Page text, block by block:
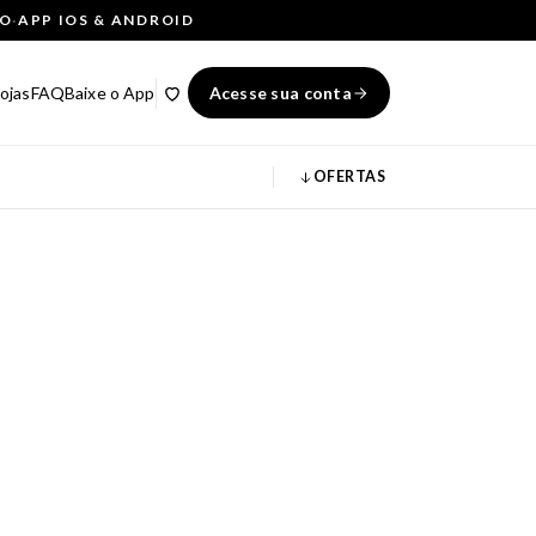
·APP IOS & ANDROID
FAQBaixe o App Acesse sua conta
OFERTAS